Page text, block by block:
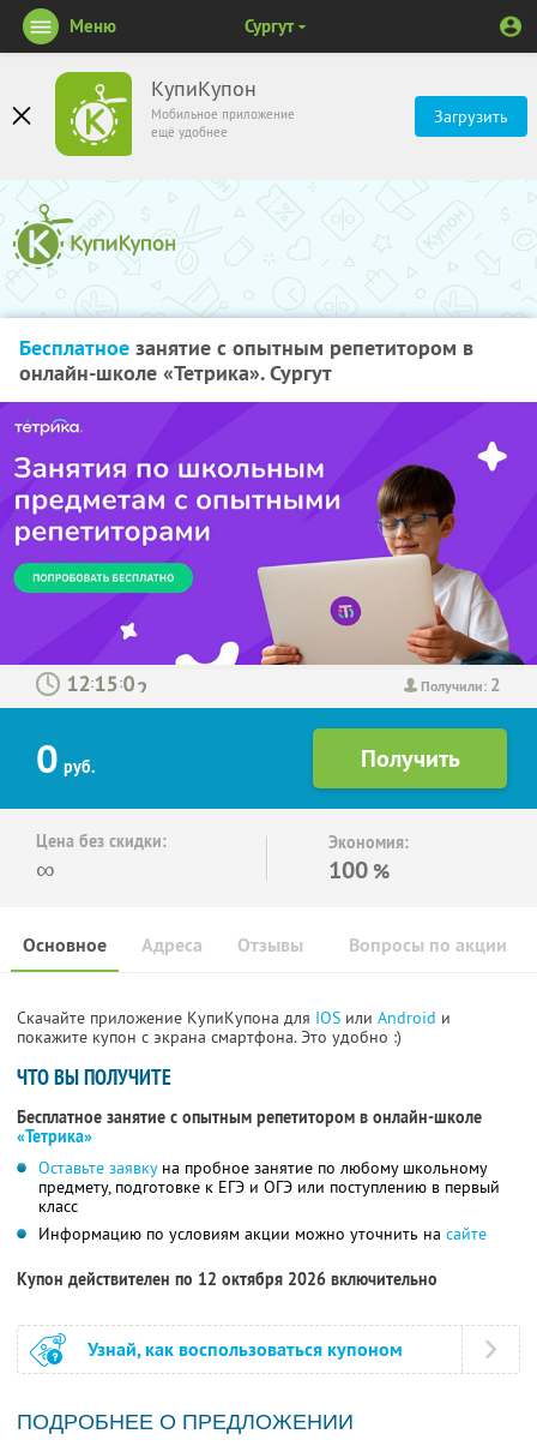
КупиКупон
Мобильное приложение
ещё удобнее
Загрузить
Меню Сургут
Бесплатное занятие с опытным репетитором в
онлайн-школе «Тетрика». Сургут
Получили: 2
: :
0 руб.
Цена без скидки:
∞
Экономия:
100 %
Основное Отзывы Вопросы по акции
Адреса
Скачайте приложение КупиКупона для IOS или Android и
покажите купон с экрана смартфона. Это удобно :)
ЧТО ВЫ ПОЛУЧИТЕ
Бесплатное занятие с опытным репетитором в онлайн-школе
«Тетрика»
Оставьте заявкуна пробное занятие по любому школьному
предмету, подготовке к ЕГЭ и ОГЭ или поступлению в первый
класс
Информацию по условиям акции можно уточнить на сайте
Купон действителен по 12 октября 2026 включительно
Узнай, как воспользоваться купоном
ПОДРОБНЕЕ О ПРЕДЛОЖЕНИИ